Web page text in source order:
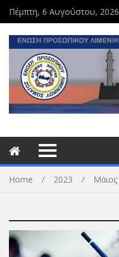
Πέμπτη, 6 Αυγούστου, 2026
Home 2023 Μάιος